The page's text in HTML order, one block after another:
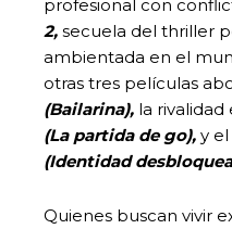
profesional con
2, secuela del thriller
ambientada en el
otras tres películas
(Bailarina), la
(La partida de go), y
(Identidad
Quienes buscan vivir